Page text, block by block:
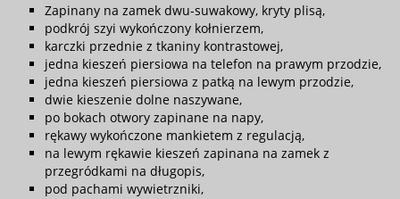
Zapinany na zamek dwu-suwakowy, kryty plisą,
podkrój szyi wykończony kołnierzem,
karczki przednie z tkaniny kontrastowej,
jedna kieszeń piersiowa na telefon na prawym przodzie,
jedna kieszeń piersiowa z patką na lewym przodzie,
dwie kieszenie dolne naszywane,
po bokach otwory zapinane na napy,
rękawy wykończone mankietem z regulacją,
na lewym rękawie kieszeń zapinana na zamek z
przegródkami na długopis,
pod pachami wywietrzniki,